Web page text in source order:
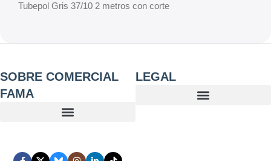
Tubepol Gris 37/10 2 metros con corte
SOBRE COMERCIAL
FAMA
LEGAL